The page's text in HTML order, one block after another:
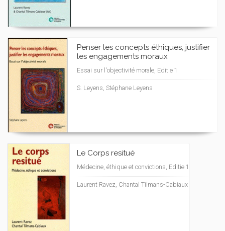
Penser les concepts éthiques, justifier
les engagements moraux
Essai sur l'objectivité morale, Editie 1
S. Leyens, Stéphane Leyens
Le Corps resitué
Médecine, éthique et convictions, Editie 1
Laurent Ravez, Chantal Tilmans-Cabiaux